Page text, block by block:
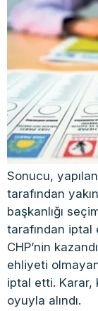
Sonucu,
tarafından
başkanlığı
tarafından iptal
CHP’nin
ehliyeti
iptal etti. Karar,
oyuyla alındı.